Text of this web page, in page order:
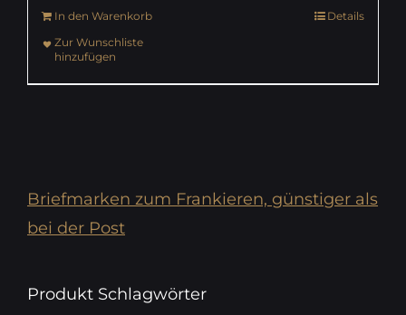
In den Warenkorb
Details
Zur Wunschliste
hinzufügen
Briefmarken zum Frankieren, günstiger als
bei der Post
Produkt Schlagwörter